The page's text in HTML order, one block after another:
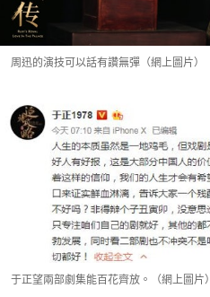
周迅的演技可以話有讚無彈（網上圖片）
于正望兩部劇集能百花齊放。（網上圖片）